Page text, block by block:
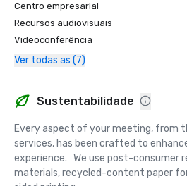
Centro empresarial
Recursos audiovisuais
Videoconferência
Ver todas as (7)
Sustentabilidade
Every aspect of your meeting, from
services, has been crafted to
experience.   We use post-consumer
materials, recycled-content paper